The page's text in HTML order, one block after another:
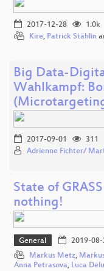
2017-12-28
1.0k
Kire, Patrick Stählin
Big Data-
Wahlkampf:
2017-09-01
311
Adrienne Fichter/
State of
nothing!
General 2019-08-
Markus Metz,
Anna Petrasova, Luca